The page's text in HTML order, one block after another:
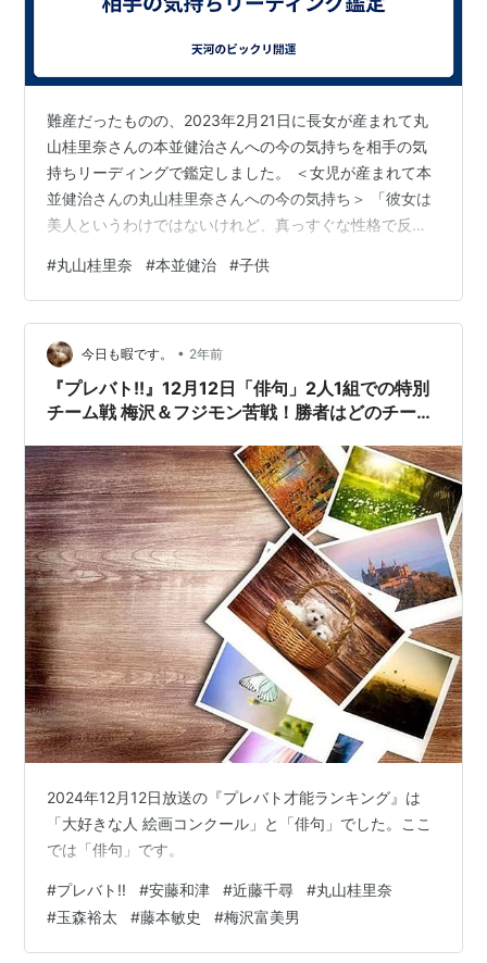
難産だったものの、2023年2月21日に長女が産まれて丸
山桂里奈さんの本並健治さんへの今の気持ちを相手の気
持ちリーディングで鑑定しました。 ＜女児が産まれて本
並健治さんの丸山桂里奈さんへの今の気持ち＞ 「彼女は
美人というわけではないけれど、真っすぐな性格で反応
ました。結婚して生活してみて、彼女の言動や反応が面
白いので飽きないですね。知れば知るほど好きになって
います。彼女と居ると幸せな気持ちになることができま
すね。子供が産まれたこともあって、楽しみが一つ増え
ました。このまま添い遂げたいと思っています。」 ＜解
説＞ 彼は彼女に「カルマ的に不思議に魅…
#丸山桂里奈 #本並健治 #子供
今日も暇です。 • 2年前
『プレバト!!』12月12日「俳句」2人1組での特別
チーム戦 梅沢＆フジモン苦戦！勝者はどのチー
2024年12月12日放送の『プレバト才能ランキング』は
「大好きな人 絵画コンクール」と「俳句」でした。ここ
では「俳句」です。
#プレバト!! #安藤和津 #近藤千尋 #丸山桂里奈
#玉森裕太 #藤本敏史 #梅沢富美男